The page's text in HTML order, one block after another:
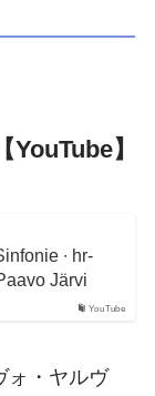
】
YouTube
∙ hr-
Järvi
・ヤルヴ